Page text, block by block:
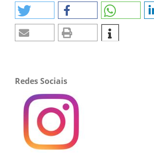
Redes Sociais